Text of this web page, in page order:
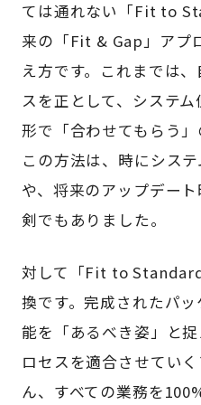
ては通れない「Fit to
来の「Fit & Gap」アプ
え方です。これまでは
スを正として、システ
形で「合わせてもらう
この方法は、時にシス
や、将来のアップデー
剣でもありました。
対して「Fit to
換です。完成されたパ
能を「あるべき姿」と
ロセスを適合させてい
ん、すべての業務を